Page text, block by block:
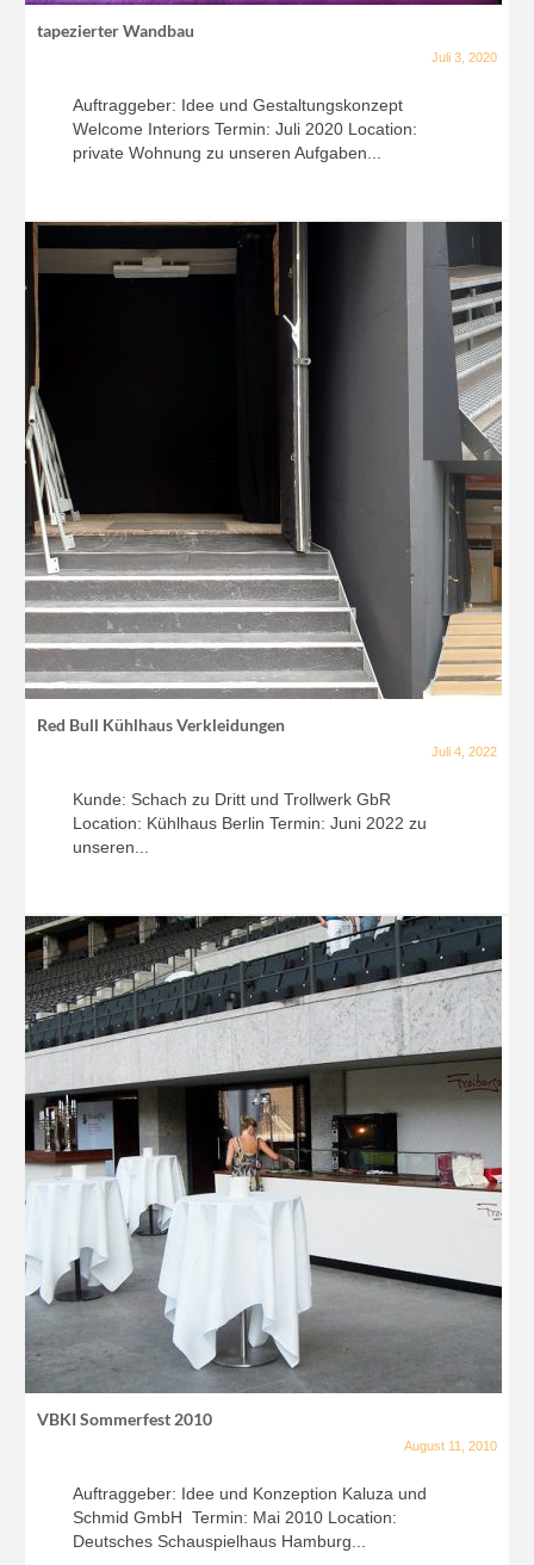
tapezierter Wandbau
Juli 3, 2020
Auftraggeber: Idee und Gestaltungskonzept
Welcome Interiors Termin: Juli 2020 Location:
private Wohnung zu unseren Aufgaben...
Red Bull Kühlhaus Verkleidungen
Juli 4, 2022
Kunde: Schach zu Dritt und Trollwerk GbR
Location: Kühlhaus Berlin Termin: Juni 2022 zu
unseren...
VBKI Sommerfest 2010
August 11, 2010
Auftraggeber: Idee und Konzeption Kaluza und
Schmid GmbH Termin: Mai 2010 Location:
Deutsches Schauspielhaus Hamburg...